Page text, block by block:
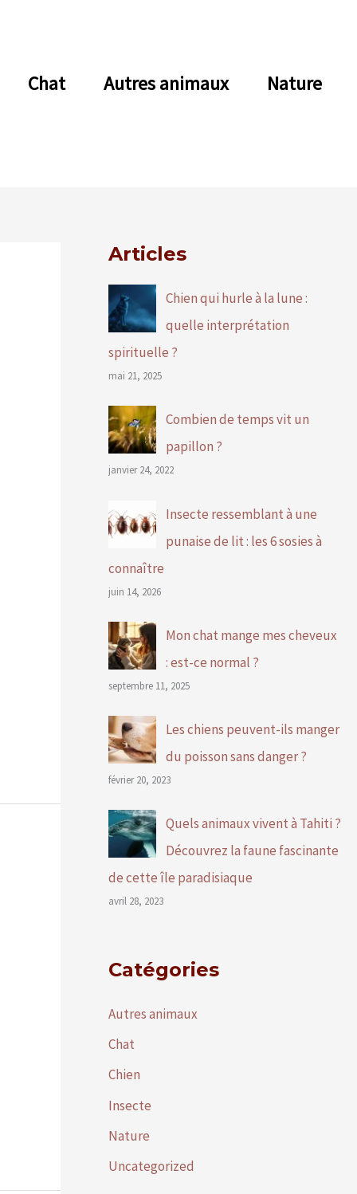
Chat Autres animaux Nature
Articles
Chien qui hurle à la lune :
quelle interprétation
spirituelle ?
mai 21, 2025
Combien de temps vit un
papillon ?
janvier 24, 2022
Insecte ressemblant à une
punaise de lit : les 6 sosies à
connaître
juin 14, 2026
Mon chat mange mes cheveux
: est-ce normal ?
septembre 11, 2025
Les chiens peuvent-ils manger
du poisson sans danger ?
février 20, 2023
Quels animaux vivent à Tahiti ?
Découvrez la faune fascinante
de cette île paradisiaque
avril 28, 2023
Catégories
Autres animaux
Chat
Chien
Insecte
Nature
Uncategorized